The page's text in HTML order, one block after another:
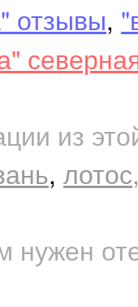
отзывы,
из
,
нужен